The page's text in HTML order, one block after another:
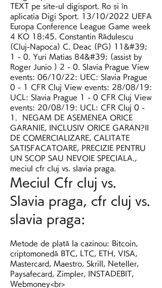
TEXT pe site-ul digisport. Ro și în
aplicația Digi Sport. 13/10/2022 UEFA
Europa Conference League Game week
4 KO 18:45. Constantin Rădulescu
(Cluj-Napoca) C. Deac (PG) 11&#39;
1 - 0. Yuri Matias 84&#39; (assist by
Roger Junio ) 2 - 0. Slavia Prague View
events: 06/10/22: UEC: Slavia Prague
0 - 1 CFR Cluj View events: 28/08/19:
UCL: Slavia Prague 1 - 0 CFR Cluj View
events: 20/08/19: UCL: CFR Cluj 0 -
1.  NEGAM DE ASEMENEA ORICE
GARANIE, INCLUSIV ORICE GARAN?II
DE COMERCIALIZARE, CALITATE
SATISFACATOARE, PRECIZIE PENTRU
UN SCOP SAU NEVOIE SPECIALA.,
meciul cfr cluj vs. slavia praga.
Meciul Cfr cluj vs.
Slavia praga, cfr cluj vs.
slavia praga:
Metode de plată la cazinou: Bitcoin,
criptomonedă BTC, LTC, ETH, VISA,
Mastercard, Maestro, Skrill, Neteller,
Paysafecard, Zimpler, INSTADEBIT,
Webmoney<br>